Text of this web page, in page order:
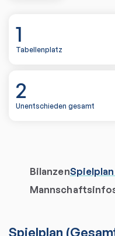
1
Tabellenplatz
2
Unentschieden gesamt
Bilanzen
Spielplan (